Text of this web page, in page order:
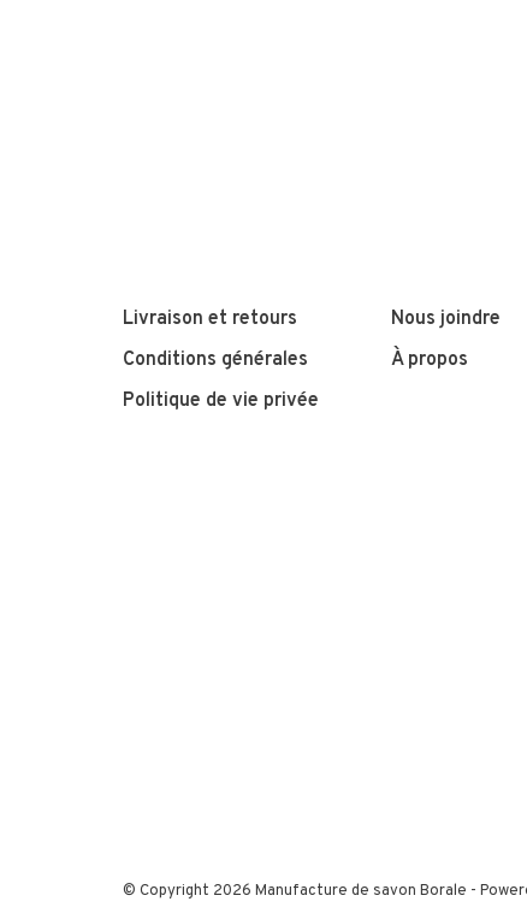
Livraison et retours
Conditions générales
Politique de vie privée
Nous joindre
À propos
© Copyright 2026 Manufacture de savon Borale -